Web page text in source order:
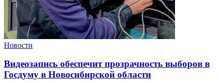
Новости
Видеозапись обеспечит прозрачность выборов в
Госдуму в Новосибирской области